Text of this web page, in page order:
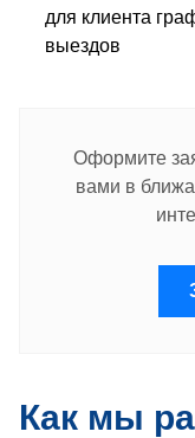
для клиента
выездов
Оформите
вами в
Как мы